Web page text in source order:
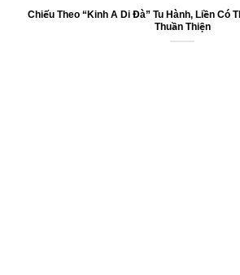
Chiếu Theo “Kinh A Di Đà” Tu Hành, Liền Có
Thuần Thiện